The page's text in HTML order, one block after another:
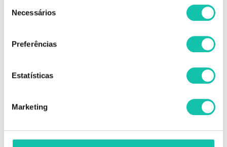
Necessários
Preferências
Estatísticas
Marketing
OPINIÕES
As amostras dos tons de verniz são meramente indicadoras, uma vez que
sua visualização.
Desta forma, não nos responsabilizamos por eventuais variações de cor
Comprar Verniz híbrido Hybrid Gel ANDREIA MELHOR PREÇO | Comprar
ANDREIA Hybrid Gel MELHOR PREÇO